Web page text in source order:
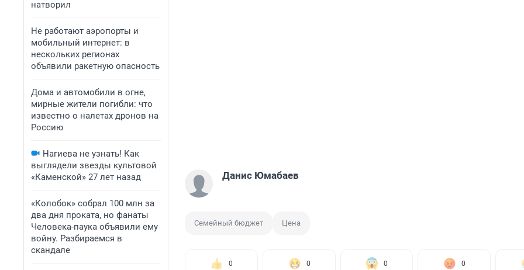
натворил
Не работают аэропорты и
мобильный интернет: в
нескольких регионах
объявили ракетную опасность
Дома и автомобили в огне,
мирные жители погибли: что
известно о налетах дронов на
Россию
Нагиева не узнать! Как
выглядели звезды культовой
«Каменской» 27 лет назад
«Колобок» собрал 100 млн за
два дня проката, но фанаты
Человека-паука объявили ему
войну. Разбираемся в
скандале
Данис Юмабаев
Семейный бюджет Цена
0 0 0 0